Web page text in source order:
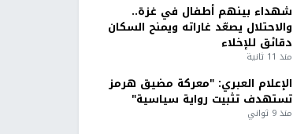
شهداء بينهم أطفال في غزة..
والاحتلال يصعّد غاراته ويمنح السكان
دقائق للإخلاء
منذ 11 ثانية
الإعلام العبري: "معركة مضيق هرمز
تستهدف تثبيت رواية سياسية"
منذ 9 ثواني